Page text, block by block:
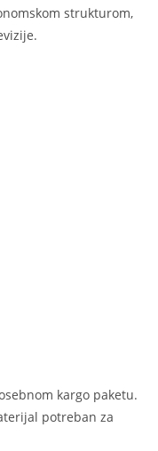
strukturom,
kargo paketu.
potreban za